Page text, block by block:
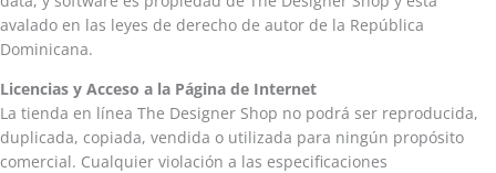
avalado en las leyes de derecho de autor de la República
Dominicana.
Licencias y Acceso a la Página de Internet
La tienda en línea The Designer Shop no podrá ser reproducida,
duplicada, copiada, vendida o utilizada para ningún propósito
comercial. Cualquier violación a las especificaciones